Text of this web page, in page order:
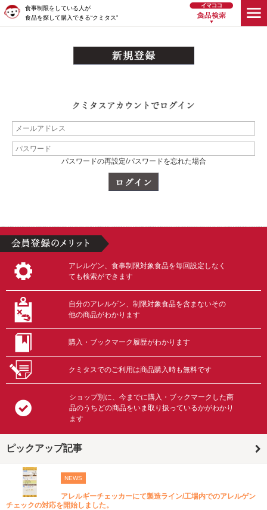
食事制限をしている人が
食品を探して購入できる“クミタス”
パスワードの再設定/パスワードを忘れた場合
アレルゲン、食事制限対象食品を毎回設定しなく
ても検索ができます
自分のアレルゲン、制限対象食品を含まないその
他の商品がわかります
購入・ブックマーク履歴がわかります
クミタスでのご利用は商品購入時も無料です
ショップ別に、今までに購入・ブックマークした商
品のうちどの商品をいま取り扱っているかがわかり
ます
ピックアップ記事
NEWS
アレルギーチェッカーにて製造ライン/工場内でのアレルゲン
チェックの対応を開始しました。